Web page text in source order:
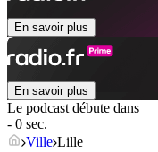
En savoir plus
En savoir plus
Le podcast débute dans
- 0 sec.
Ville Lille